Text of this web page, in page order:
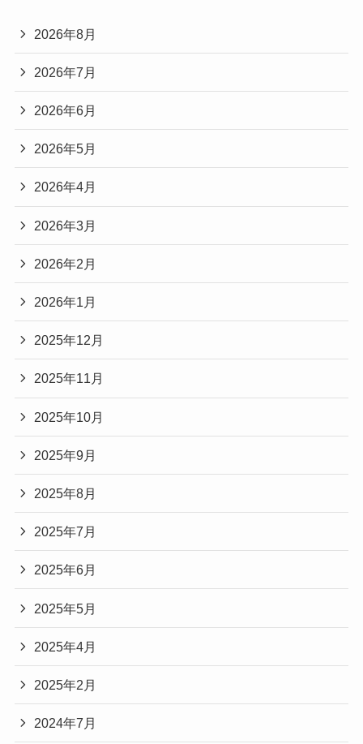
2026年8月
2026年7月
2026年6月
2026年5月
2026年4月
2026年3月
2026年2月
2026年1月
2025年12月
2025年11月
2025年10月
2025年9月
2025年8月
2025年7月
2025年6月
2025年5月
2025年4月
2025年2月
2024年7月